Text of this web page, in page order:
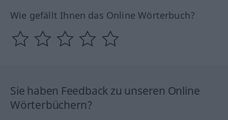
Wie gefällt Ihnen das Online Wörterbuch?
Sie haben Feedback zu unseren Online
Wörterbüchern?